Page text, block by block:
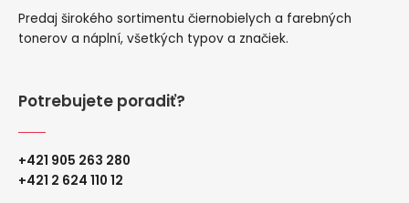
Predaj širokého sortimentu čiernobielych a farebných
tonerov a náplní, všetkých typov a značiek.
Potrebujete poradiť?
+421 905 263 280
+421 2 624 110 12